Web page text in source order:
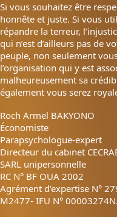
Si vous souhaitez être
honnête et juste. Si vous
répandre la terreur,
qui n’est d’ailleurs pas de
peuple, non seulement
l’organisation qui y est
malheureusement sa
également vous serez
Roch Armel BAKYONO
Économiste
Parapsychologue-expert
Directeur du cabinet
SARL unipersonnelle
RC N° BF OUA 2002
Agrément d’expertise N°
M2477- IFU N° 00003274N.